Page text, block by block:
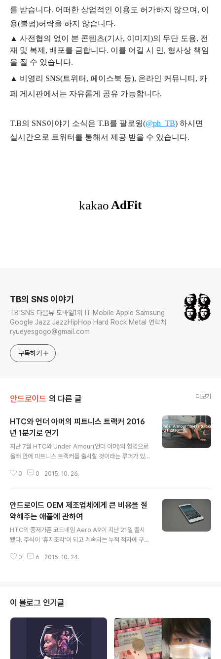
를 받습니다. 어떠한 상업적인 이용도 허가하지 않으며, 이
용(불펌)허락을 하지 않습니다.
▲ 사전협의 없이 본 콘텐츠(기사, 이미지)의 무단 도용, 전
재 및 복제, 배포를 금합니다. 이를 어길 시 민, 형사상 책임
을 질 수 있습니다.
▲ 비영리 SNS(트위터, 페이스북 등), 온라인 커뮤니티, 카
페 게시판에서는 자유롭게 공유 가능합니다.
T.B의 SNS이야기 소식은 T.B를 팔로윙(@ph_TB) 하시면
실시간으로 트위터를 통해서 제공 받을 수 있습니다.
TB의 SNS 이야기
TB SNS 다음뷰 모바일1위 IT Mobile Apple Samsung
Google Jazz JazzHipHop Hard Rock Metal 연락처
ryueyesgogo@gmail.com
구독하기
안드로이드 의 다른 글 더보기
HTC와 언더 아머의 피트니스 트랙커 2016
년 1분기로 연기
지난 7월 HTC와 Under Amour(언더 아머)의 협업으로
올해 안에 피트니스 트랙커를 출시할 것이라는 루머가 있
했으나 이와 관련된 소식은 이후 좀처럼 나오지 않는 중이
폼과 우리 제품의 향상을 목표로 지속적인 개발을 진행중
이다. 언더 아머와 HTC는 완벽한 디지털 생태계를 통합시
키고자 내년 초로 출시일을 결정했다. 이것은 글로벌 출시
가 될 것이고 선수급의 레벨 트랙 제공, 그들의 건강과 피트
니스를 위한 관리 및 향상에 도움을 줄 것이다. HTC의 답
변중 '제품 생태계'가 의미하는 것이 무엇일까? 고민해봤
0 0 2015. 10. 26.
안드로이드 OEM 제조업체에게 큰 비용을 절
약해주는 애플에 관하여
HTC의 중저가폰 코드네임 Aero A9이 지난 21일 출시
됐다. 주식이 '휴지조각'이 되고 계속되는 누적 적자에 구조
한 전문 모바일 기기 제조업체다. 삼성, LG, Sony, 화웨이,
곤 810 발열 최적화 실패에 따라 큰 부진을 겪었다. 모습을
보인 A9은 여러 모로 애플의 아이폰을 연상케 한다. 전면
부의 지문인식 리더와 HTC 로고를 제한다면 우선 디자인
적으로 바로 생각나는 기기가 있는데, 애플의 아이폰6S다.
딱 봤을 때 전체적인 디자인이 아이폰과 매우 흡사하다. 심
0 6 2015. 10. 24.
이 블로그 인기글